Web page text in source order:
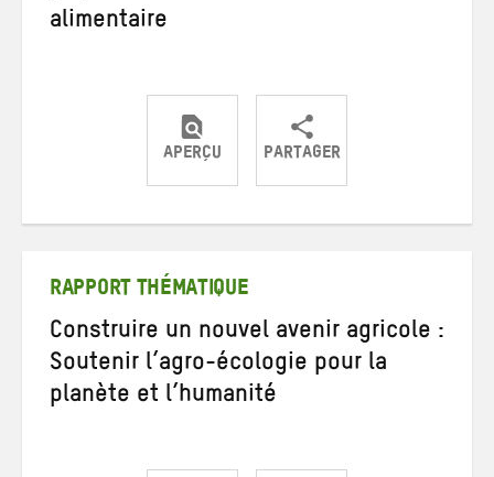
alimentaire
APERÇU PARTAGER
PartagerPartagerPartager
RAPPORT THÉMATIQUE
Construire un nouvel avenir agricole :
Soutenir l’agro-écologie pour la
planète et l’humanité